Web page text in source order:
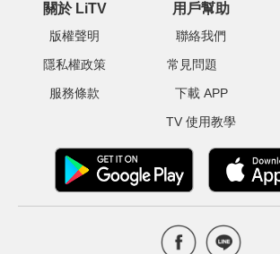
關於 LiTV
版權聲明
隱私權政策
服務條款
用戶幫助
聯絡我們
常見問題
下載 APP
TV 使用教學